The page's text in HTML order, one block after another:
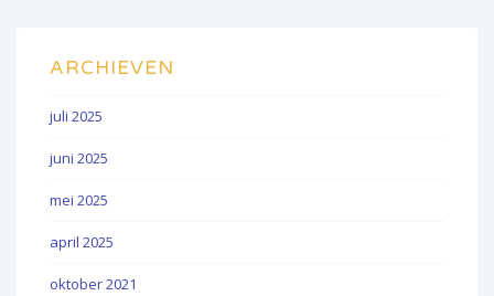
ARCHIEVEN
juli 2025
juni 2025
mei 2025
april 2025
oktober 2021